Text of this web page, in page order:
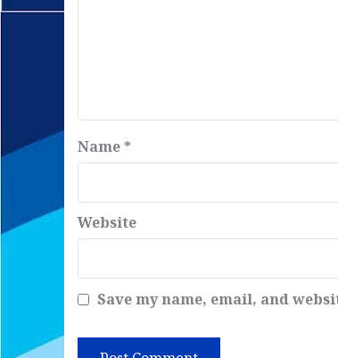
Name *
Website
Save my name, email, and